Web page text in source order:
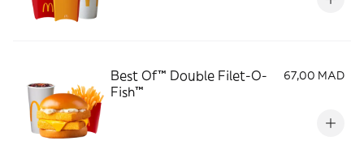
Best Of™ Double Filet-O-
Fish™
67,00 MAD